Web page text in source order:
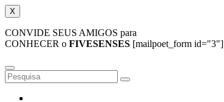
X
CONVIDE SEUS AMIGOS para
CONHECER o FIVESENSES [mailpoet_form id="3"]